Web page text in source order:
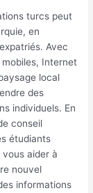
turcs peut
en
Avec
mobiles, Internet
local
des
individuels. En
conseil
étudiants
aider à
nouvel
informations